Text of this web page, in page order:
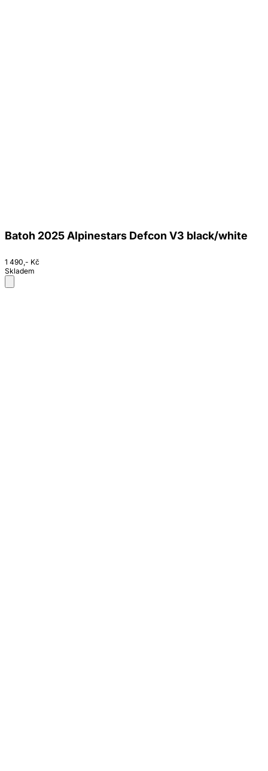
Batoh 2025 Alpinestars Defcon V3 black/white
1 490,- Kč
Skladem